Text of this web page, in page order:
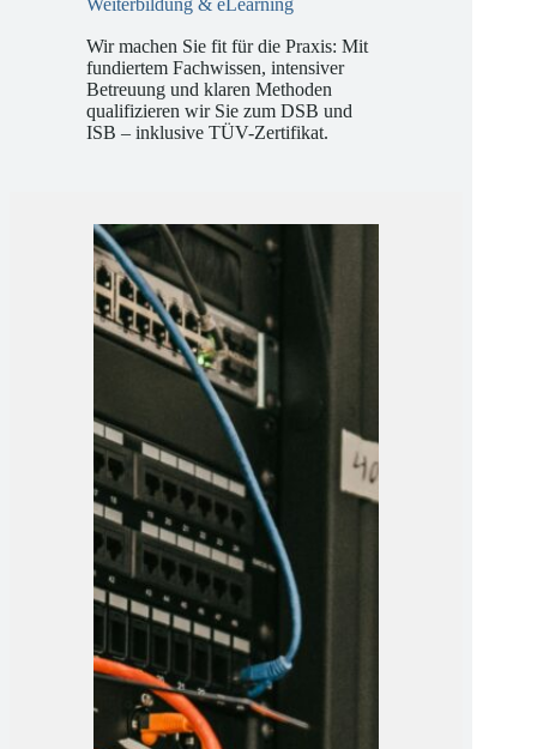
KINAST Acadamy
Wir machen Sie fit für die Praxis: Mit
fundiertem Fachwissen, intensiver
Betreuung und klaren Methoden
qualifizieren wir Sie zum DSB und